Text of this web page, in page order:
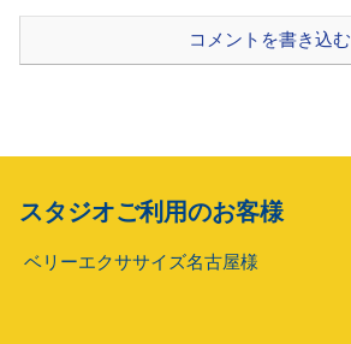
コメントを書き込む
スタジオご利用のお客様
ベリーエクササイズ名古屋様